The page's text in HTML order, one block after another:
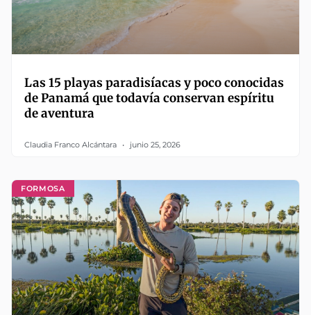
Las 15 playas paradisíacas y poco conocidas
de Panamá que todavía conservan espíritu
de aventura
Claudia Franco Alcántara junio 25, 2026
FORMOSA